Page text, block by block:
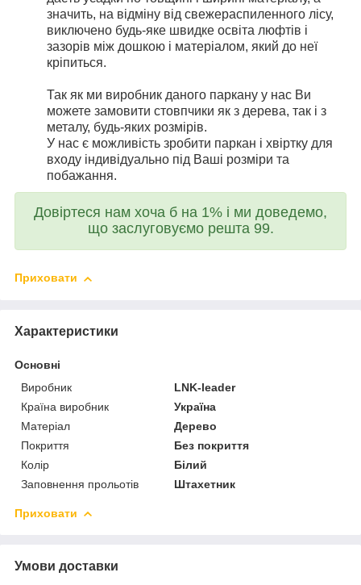
значить, на відміну від свежераспиленного лісу,
виключено будь-яке швидке освіта люфтів і
зазорів між дошкою і матеріалом, який до неї
кріпиться.
Так як ми виробник даного паркану у нас Ви
можете замовити стовпчики як з дерева, так і з
металу, будь-яких розмірів.
У нас є можливість зробити паркан і хвіртку для
входу індивідуально під Ваші розміри та
побажання.
Довіртеся нам хоча б на 1% і ми доведемо,
що заслуговуємо решта 99.
Приховати
Характеристики
Основні
Виробник
LNK-leader
Країна виробник
Україна
Матеріал
Дерево
Покриття
Без покриття
Колір
Білий
Заповнення прольотів
Штахетник
Приховати
Умови доставки